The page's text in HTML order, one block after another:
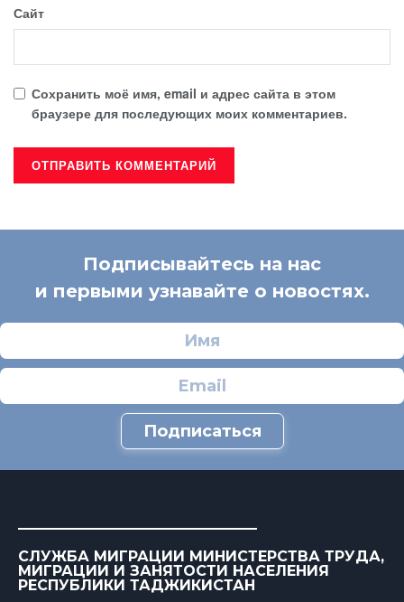
Сайт
Сохранить моё имя, email и адрес сайта в этом
браузере для последующих моих комментариев.
Подписывайтесь на нас
и первыми узнавайте о новостях.
Подписаться
СЛУЖБА МИГРАЦИИ МИНИСТЕРСТВА ТРУДА,
МИГРАЦИИ И ЗАНЯТОСТИ НАСЕЛЕНИЯ
РЕСПУБЛИКИ ТАДЖИКИСТАН